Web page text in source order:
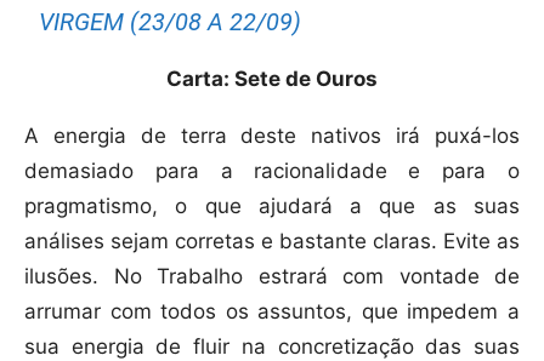
VIRGEM (23/08 A 22/09)
Carta: Sete de Ouros
A energia de terra deste nativos irá puxá-los
demasiado para a racionalidade e para o
pragmatismo, o que ajudará a que as suas
análises sejam corretas e bastante claras. Evite as
ilusões. No Trabalho estrará com vontade de
arrumar com todos os assuntos, que impedem a
sua energia de fluir na concretização das suas